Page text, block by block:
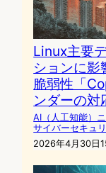
Linux主要
ションに影
脆弱性「
ンダーの対
AI（人工知能）
サイバーセキュ
2026年4月30日